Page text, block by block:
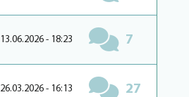
13.06.2026 - 18:23 7
26.03.2026 - 16:13 27